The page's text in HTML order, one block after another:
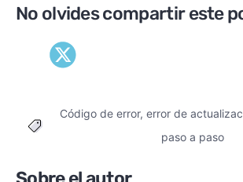
No olvides compartir este
Tags
Código de error, error de
paso a paso